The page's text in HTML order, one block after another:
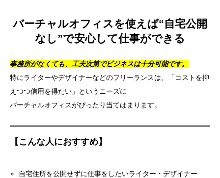
バーチャルオフィスを使えば“自宅公開
なし”で安心して仕事ができる
事務所がなくても、工夫次第でビジネスは十分可能です。
特にライターやデザイナーなどのフリーランスは、「コストを抑
えつつ信用を得たい」というニーズに
バーチャルオフィスがぴったり当てはまります。
【こんな人におすすめ】
自宅住所を公開せずに仕事をしたいライター・デザイナー